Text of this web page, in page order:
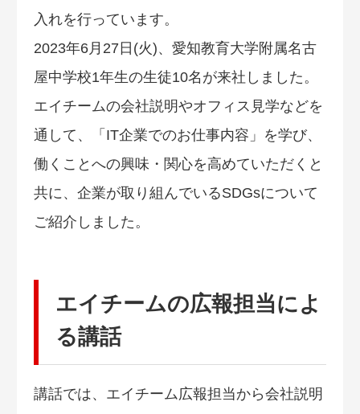
入れを行っています。
2023年6月27日(火)、愛知教育大学附属名古
屋中学校1年生の生徒10名が来社しました。
エイチームの会社説明やオフィス見学などを
通して、「IT企業でのお仕事内容」を学び、
働くことへの興味・関心を高めていただくと
共に、企業が取り組んでいるSDGsについて
ご紹介しました。
エイチームの広報担当によ
る講話
講話では、エイチーム広報担当から会社説明